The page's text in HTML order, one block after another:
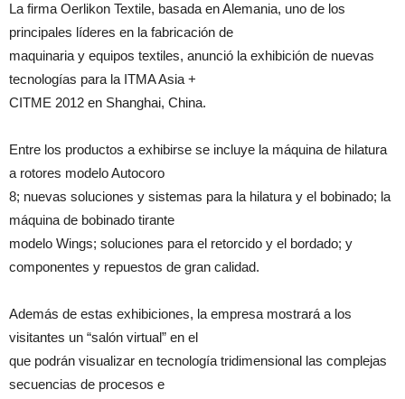
La firma Oerlikon Textile, basada en Alemania, uno de los
principales líderes en la fabricación de
maquinaria y equipos textiles, anunció la exhibición de nuevas
tecnologías para la ITMA Asia +
CITME 2012 en Shanghai, China.
Entre los productos a exhibirse se incluye la máquina de hilatura
a rotores modelo Autocoro
8; nuevas soluciones y sistemas para la hilatura y el bobinado; la
máquina de bobinado tirante
modelo Wings; soluciones para el retorcido y el bordado; y
componentes y repuestos de gran calidad.
Además de estas exhibiciones, la empresa mostrará a los
visitantes un “salón virtual” en el
que podrán visualizar en tecnología tridimensional las complejas
secuencias de procesos e